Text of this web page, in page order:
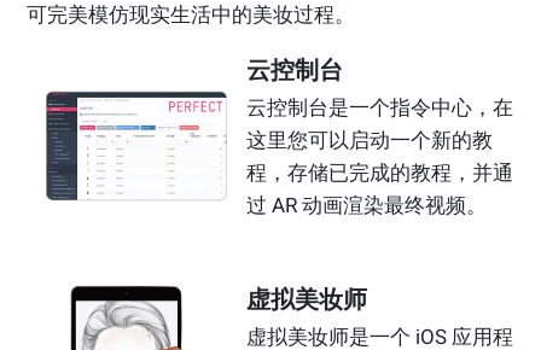
可完美模仿现实生活中的美妆过程。
云控制台
云控制台是一个指令中心，在
这里您可以启动一个新的教
程，存储已完成的教程，并通
过 AR 动画渲染最终视频。
虚拟美妆师
虚拟美妆师是一个 iOS 应用程